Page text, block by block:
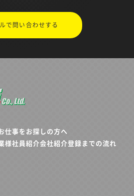
で問い合わせする
仕事をお探しの方へ
様社員紹介会社紹介登録までの流れ